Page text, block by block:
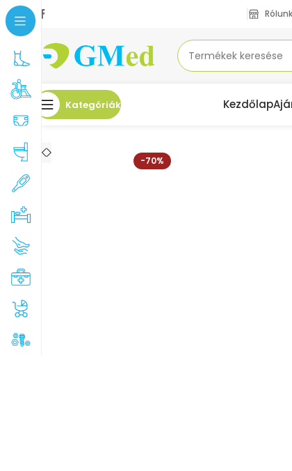
Rólunk
Kategóriák Kezdőlap
Kezdőlap Akciók GM-B12 HÁTI ORTÉZIS XXL
-70%